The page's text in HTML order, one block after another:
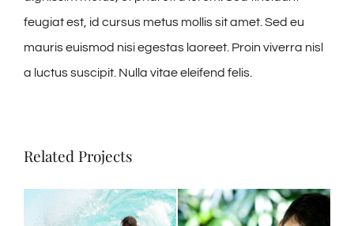
feugiat est, id cursus metus mollis sit amet. Sed eu
mauris euismod nisi egestas laoreet. Proin viverra nisl
a luctus suscipit. Nulla vitae eleifend felis.
Related Projects